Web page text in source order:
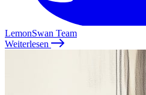
LemonSwan Team
Weiterlesen